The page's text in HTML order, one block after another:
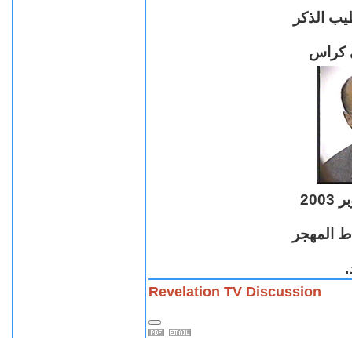
الذكر
كراس
المهجر
Revelation TV Discussion